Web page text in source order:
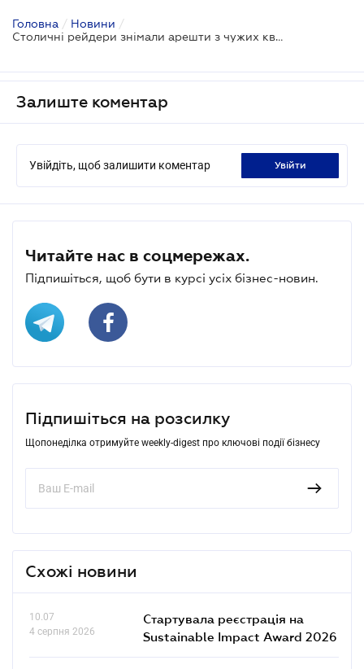
Головна / Новини /
Столичні рейдери знімали арешти з чужих квартир і перепродавали їх
Залиште коментар
Увійдіть, щоб залишити коментар увійти
Читайте нас в соцмережах.
Підпишіться, щоб бути в курсі усіх бізнес-новин.
Підпишіться на розсилку
Щопонеділка отримуйте weekly-digest про ключові події бізнесу
Схожі новини
10.07
4 серпня 2026
Стартувала реєстрація на
Sustainable Impact Award 2026